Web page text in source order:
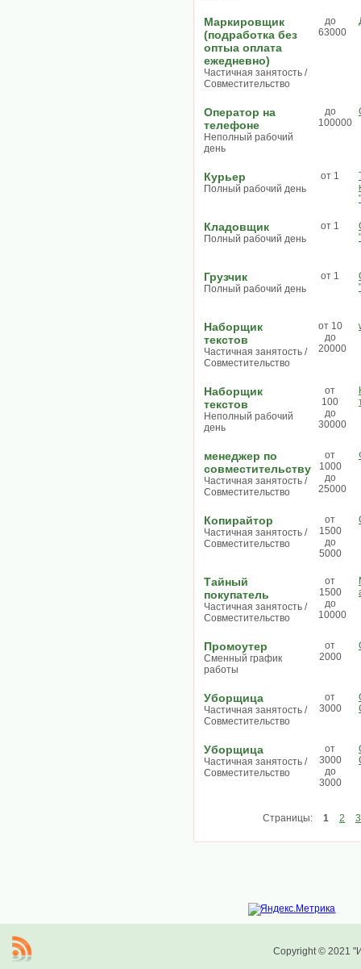
Маркировщик
(подработка без
оптыа оплата
ежедневно)
Частичная занятость /
Совместительство
до
63000
Оператор на
телефоне
Неполный рабочий
день
до
100000
Курьер
Полный рабочий день
от 1
Кладовщик
Полный рабочий день
от 1
Грузчик
Полный рабочий день
от 1
Наборщик
текстов
Частичная занятость /
Совместительство
от 10
до
20000
Наборщик
текстов
Неполный рабочий
день
от
100
до
30000
менеджер по
совместительству
Частичная занятость /
Совместительство
от
1000
до
25000
Копирайтор
Частичная занятость /
Совместительство
от
1500
до
5000
Тайный
покупатель
Частичная занятость /
Совместительство
от
1500
до
10000
Промоутер
Сменный график
работы
от
2000
Уборщица
Частичная занятость /
Совместительство
от
3000
Уборщица
Частичная занятость /
Совместительство
от
3000
до
3000
Страницы: 1 2 3
Copyright © 2021